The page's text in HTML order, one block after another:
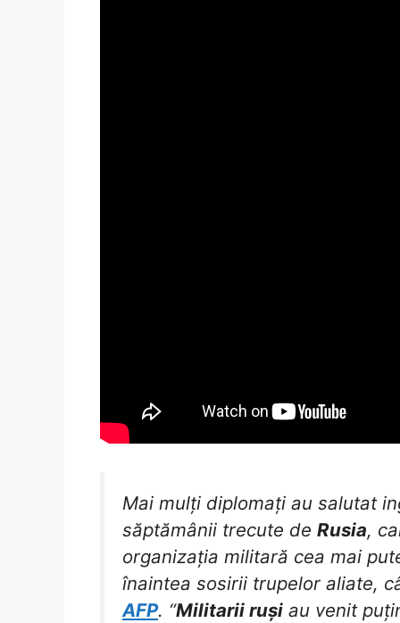
Mai mulți diplomați au salutat
săptămânii trecute de Rusia,
organizația militară cea mai
înaintea sosirii trupelor aliate,
AFP. “Militarii ruși au venit